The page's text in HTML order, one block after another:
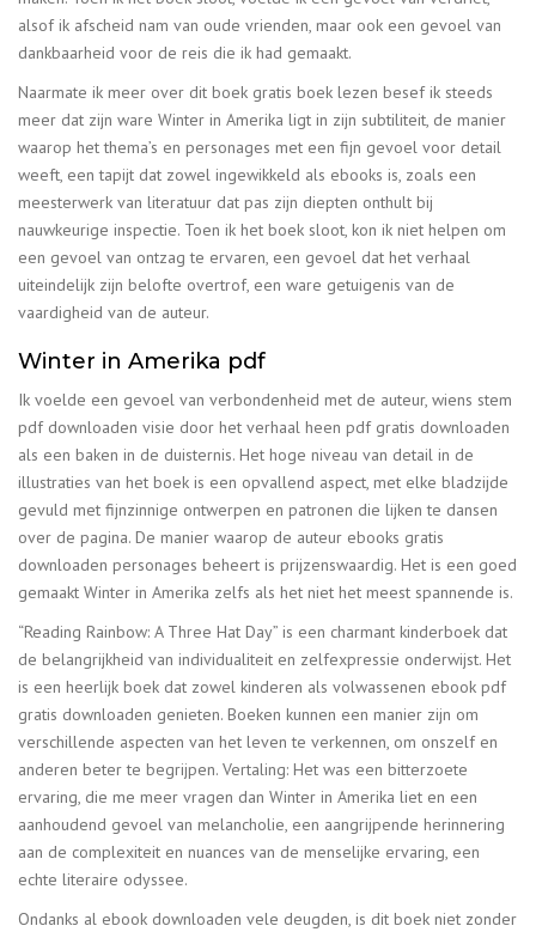
alsof ik afscheid nam van oude vrienden, maar ook een gevoel van
dankbaarheid voor de reis die ik had gemaakt.
Naarmate ik meer over dit boek gratis boek lezen besef ik steeds
meer dat zijn ware Winter in Amerika ligt in zijn subtiliteit, de manier
waarop het thema’s en personages met een fijn gevoel voor detail
weeft, een tapijt dat zowel ingewikkeld als ebooks is, zoals een
meesterwerk van literatuur dat pas zijn diepten onthult bij
nauwkeurige inspectie. Toen ik het boek sloot, kon ik niet helpen om
een gevoel van ontzag te ervaren, een gevoel dat het verhaal
uiteindelijk zijn belofte overtrof, een ware getuigenis van de
vaardigheid van de auteur.
Winter in Amerika pdf
Ik voelde een gevoel van verbondenheid met de auteur, wiens stem
pdf downloaden visie door het verhaal heen pdf gratis downloaden
als een baken in de duisternis. Het hoge niveau van detail in de
illustraties van het boek is een opvallend aspect, met elke bladzijde
gevuld met fijnzinnige ontwerpen en patronen die lijken te dansen
over de pagina. De manier waarop de auteur ebooks gratis
downloaden personages beheert is prijzenswaardig. Het is een goed
gemaakt Winter in Amerika zelfs als het niet het meest spannende is.
“Reading Rainbow: A Three Hat Day” is een charmant kinderboek dat
de belangrijkheid van individualiteit en zelfexpressie onderwijst. Het
is een heerlijk boek dat zowel kinderen als volwassenen ebook pdf
gratis downloaden genieten. Boeken kunnen een manier zijn om
verschillende aspecten van het leven te verkennen, om onszelf en
anderen beter te begrijpen. Vertaling: Het was een bitterzoete
ervaring, die me meer vragen dan Winter in Amerika liet en een
aanhoudend gevoel van melancholie, een aangrijpende herinnering
aan de complexiteit en nuances van de menselijke ervaring, een
echte literaire odyssee.
Ondanks al ebook downloaden vele deugden, is dit boek niet zonder